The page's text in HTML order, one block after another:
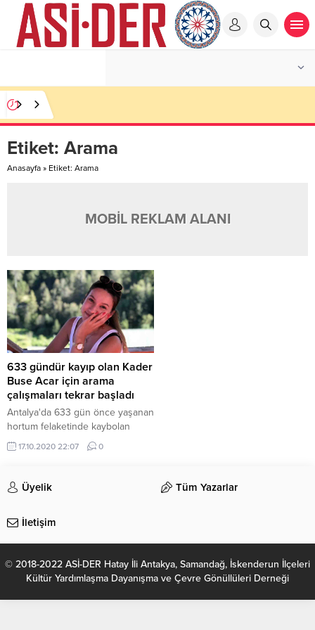
Etiket: Arama
Anasayfa » Etiket: Arama
MOBİL REKLAM ALANI
633 gündür kayıp olan Kader
Buse Acar için arama
çalışmaları tekrar başladı
Antalya'da 633 gün önce yaşanan
hortum felaketinde kaybolan
Kader Buse Acar için arama
çalışmaları yeniden başladı.Arama
“Pense” isimli kadavra köpeği
yanında, “Gölge” isimli iz takip
denize yakın bölgede
Ocak 2019 günü öğleden sonra...
17.10.2020 22:07 0
Üyelik Tüm Yazarlar
İletişim
© 2018-2022 ASİ-DER Hatay İli Antakya, Samandağ, İskenderun İlçeleri
Kültür Yardımlaşma Dayanışma ve Çevre Gönüllüleri Derneği